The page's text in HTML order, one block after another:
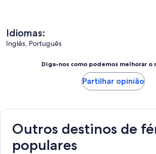
Idiomas:
Inglês, Português
Diga-nos como podemos melhorar o
Partilhar opinião
Outros destinos de
populares